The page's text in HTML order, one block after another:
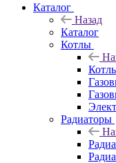
Каталог
Назад
Каталог
Котлы
Радиаторы